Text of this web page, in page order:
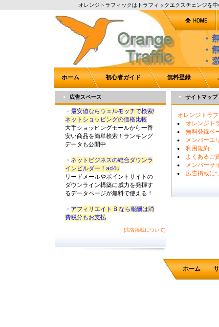
オレンジトラフィックはトラフィックエクスチェンジを
ホーム 初心者ガイド 無料登録
広告スペース
・ 最安値ならウェルモッチで検索!
ネットショッピングの価格比較
大手ショッピングモールから一番
安い商品を簡単検索！ランキング
データも公開中
・ ネットビジネスの総合ダウンラ
インビルダー！ad4u
リードメールやポイントサイトの
ダウンライン構築に威力を発揮す
るデータページが無料で使える！
・ アフィリエイト B なら報酬は消
費税分もお支払
[広告掲載について]
サイトマップ
オレンジトラ
オレンジト
無料登録ペ
メンバーエ
利用規約
よくあるご
メンバーサ
広告掲載に
ホーム